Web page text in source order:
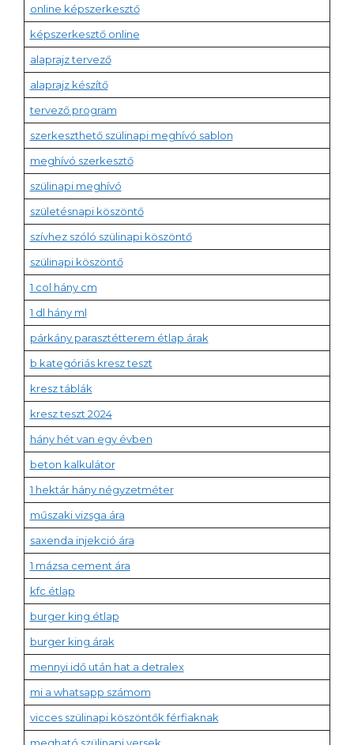
online képszerkesztő
képszerkesztő online
alaprajz tervező
alaprajz készítő
tervező program
szerkeszthető szülinapi meghívó sablon
meghívó szerkesztő
szülinapi meghívó
születésnapi köszöntő
szívhez szóló szülinapi köszöntő
szülinapi köszöntő
1 col hány cm
1 dl hány ml
párkány parasztétterem étlap árak
b kategóriás kresz teszt
kresz táblák
kresz teszt 2024
hány hét van egy évben
beton kalkulátor
1 hektár hány négyzetméter
műszaki vizsga ára
saxenda injekció ára
1 mázsa cement ára
kfc étlap
burger king étlap
burger king árak
mennyi idő után hat a detralex
mi a whatsapp számom
vicces szülinapi köszöntők férfiaknak
megható szülinapi versek